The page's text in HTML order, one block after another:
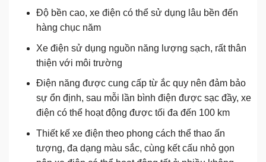
Độ bền cao, xe điện có thể sử dụng lâu bền đến
hàng chục năm
Xe điện sử dụng nguồn năng lượng sạch, rất thân
thiện với môi trường
Điện năng được cung cấp từ ắc quy nên đảm bảo
sự ổn định, sau mỗi lần bình điện được sạc đầy, xe
điện có thể hoạt động được tối đa đến 100 km
Thiết kế xe điện theo phong cách thể thao ấn
tượng, đa dạng màu sắc, cùng kết cấu nhỏ gọn